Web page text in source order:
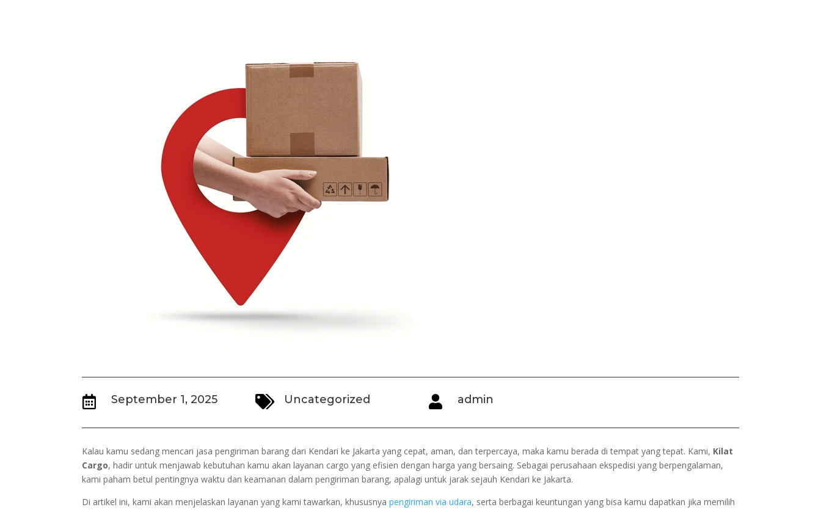
 September 1, 2025  Uncategorized  admin
Kalau kamu sedang mencari jasa pengiriman barang dari Kendari ke Jakarta yang cepat, aman, dan terpercaya, maka kamu berada di tempat yang tepat. Kami, Kilat
Cargo, hadir untuk menjawab kebutuhan kamu akan layanan cargo yang efisien dengan harga yang bersaing. Sebagai perusahaan ekspedisi yang berpengalaman,
kami paham betul pentingnya waktu dan keamanan dalam pengiriman barang, apalagi untuk jarak sejauh Kendari ke Jakarta.
Di artikel ini, kami akan menjelaskan layanan yang kami tawarkan, khususnyapengiriman via udara, serta berbagai keuntungan yang bisa kamu dapatkan jika memilih